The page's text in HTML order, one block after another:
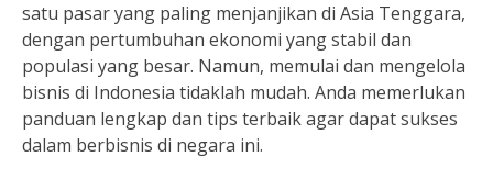
satu pasar yang paling menjanjikan di Asia Tenggara,
dengan pertumbuhan ekonomi yang stabil dan
populasi yang besar. Namun, memulai dan mengelola
bisnis di Indonesia tidaklah mudah. Anda memerlukan
panduan lengkap dan tips terbaik agar dapat sukses
dalam berbisnis di negara ini.